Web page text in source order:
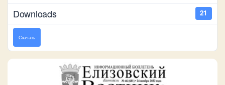
Downloads 21
Скачать